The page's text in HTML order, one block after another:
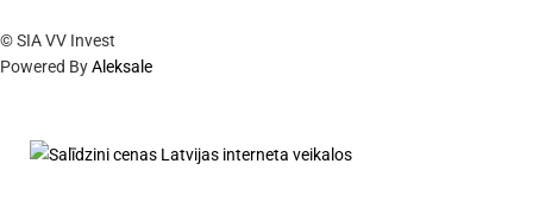
© SIA VV Invest
Powered ByAleksale